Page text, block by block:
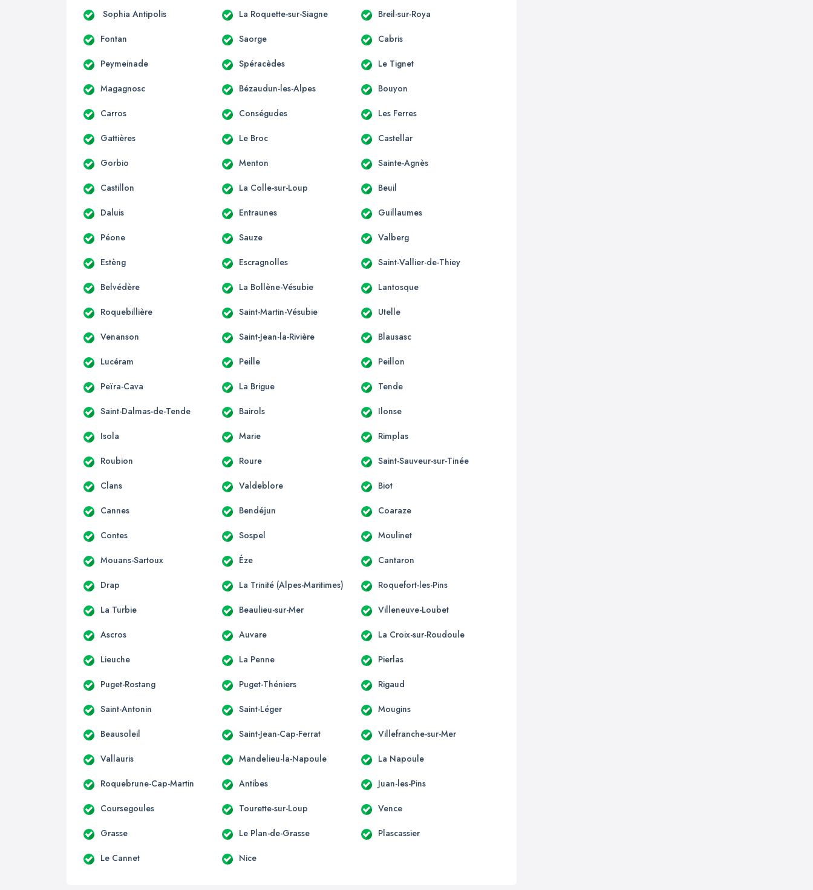
Sophia Antipolis La Roquette-sur-Siagne Breil-sur-Roya
Fontan Saorge Cabris
Peymeinade Spéracèdes Le Tignet
Magagnosc Bézaudun-les-Alpes Bouyon
Carros Conségudes Les Ferres
Gattières Le Broc Castellar
Gorbio Menton Sainte-Agnès
Castillon La Colle-sur-Loup Beuil
Daluis Entraunes Guillaumes
Péone Sauze Valberg
Estèng Escragnolles Saint-Vallier-de-Thiey
Belvédère La Bollène-Vésubie Lantosque
Roquebillière Saint-Martin-Vésubie Utelle
Venanson Saint-Jean-la-Rivière Blausasc
Lucéram Peille Peillon
Peïra-Cava La Brigue Tende
Saint-Dalmas-de-Tende Bairols Ilonse
Isola Marie Rimplas
Roubion Roure Saint-Sauveur-sur-Tinée
Clans Valdeblore Biot
Cannes Bendéjun Coaraze
Contes Sospel Moulinet
Mouans-Sartoux Éze Cantaron
Drap La Trinité (Alpes-Maritimes) Roquefort-les-Pins
La Turbie Beaulieu-sur-Mer Villeneuve-Loubet
Ascros Auvare La Croix-sur-Roudoule
Lieuche La Penne Pierlas
Puget-Rostang Puget-Théniers Rigaud
Saint-Antonin Saint-Léger Mougins
Beausoleil Saint-Jean-Cap-Ferrat Villefranche-sur-Mer
Vallauris Mandelieu-la-Napoule La Napoule
Roquebrune-Cap-Martin Antibes Juan-les-Pins
Coursegoules Tourette-sur-Loup Vence
Grasse Le Plan-de-Grasse Plascassier
Le Cannet Nice